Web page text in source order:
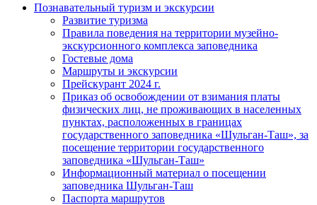
Познавательный туризм и экскурсии
Развитие туризма
Правила поведения на территории музейно-
экскурсионного комплекса заповедника
Гостевые дома
Маршруты и экскурсии
Прейскурант 2024 г.
Приказ об освобождении от взимания платы
физических лиц, не проживающих в населенных
пунктах, расположенных в границах
государственного заповедника «Шульган-Таш», за
посещение территории государственного
заповедника «Шульган-Таш»
Информационный материал о посещении
заповедника Шульган-Таш
Паспорта маршрутов